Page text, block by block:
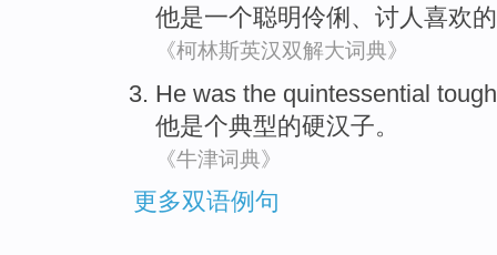
他是一个聪明伶俐、 讨人喜欢
《柯林斯英汉双解大词典》
He was the quintessential
他是个典型的硬汉子。
《牛津词典》
更多双语例句